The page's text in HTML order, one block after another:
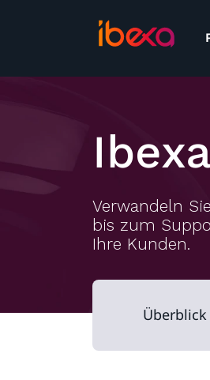
Verwandeln
bis zum
Ihre Kunden.
Überblick